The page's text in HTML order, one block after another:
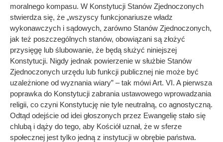
moralnego kompasu. W Konstytucji Stanów Zjednoczonych
stwierdza się, że „wszyscy funkcjonariusze władz
wykonawczych i sądowych, zarówno Stanów Zjednoczonych,
jak też poszczególnych stanów, obowiązani są złożyć
przysięgę lub ślubowanie, że będą służyć niniejszej
Konstytucji. Nigdy jednak powierzenie w służbie Stanów
Zjednoczonych urzędu lub funkcji publicznej nie może być
uzależnione od wyznania wiary” – tak mówi Art. VI. A pierwsza
poprawka do Konstytucji zabrania ustawowego wprowadzania
religii, co czyni Konstytucję nie tyle neutralną, co agnostyczną.
Odtąd odejście od idei głoszonych przez Ewangelię stało się
chlubą i dąży do tego, aby Kościół uznał, że w sferze
społecznej jest tylko jedną z instytucji w obrębie państwa.